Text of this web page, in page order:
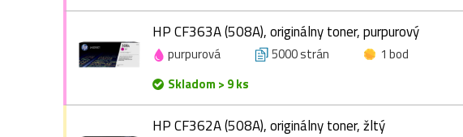
HP CF363A (508A), originálny toner, purpurový
purpurová 5000 strán
1 bod
Skladom > 9 ks
HP CF362A (508A), originálny toner, žltý